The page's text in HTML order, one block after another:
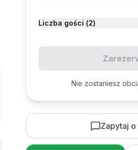
Sierpień
4 5 6
Liczba gości (2)
Od 13 lat
Nie zostaniesz
Zapytaj